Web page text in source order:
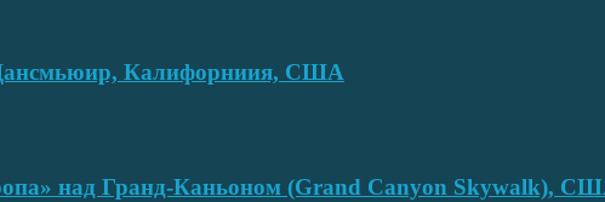
Калифорниия, США
над Гранд-Каньоном (Grand Canyon Skywalk),